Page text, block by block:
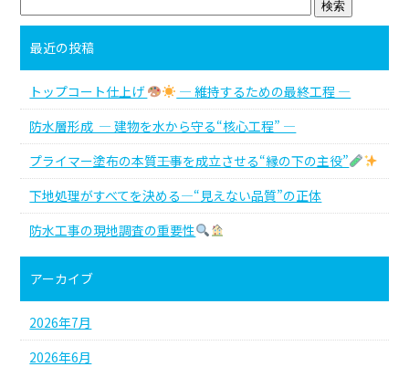
最近の投稿
トップコート仕上げ
― 維持するための最終工程 ―
防水層形成 ― 建物を水から守る“核心工程” ―
プライマー塗布の本質――工事を成立させる“縁の下の主役”
下地処理がすべてを決める―“見えない品質”の正体
防水工事の現地調査の重要性
アーカイブ
2026年7月
2026年6月